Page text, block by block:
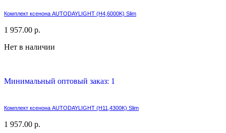
Комплект ксенона AUTODAYLIGHT (H4,6000K) Slim
1 957.00 р.
Нет в наличии
Минимальный оптовый заказ: 1
Комплект ксенона AUTODAYLIGHT (H11,4300K) Slim
1 957.00 р.